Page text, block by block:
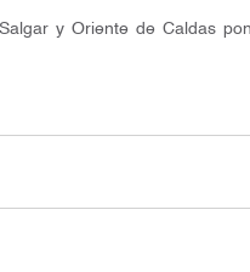
y Oriente de Caldas